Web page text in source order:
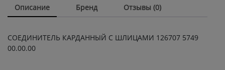
Описание Бренд Отзывы (0)
СОЕДИНИТЕЛЬ КАРДАННЫЙ С ШЛИЦАМИ 126707 5749
00.00.00